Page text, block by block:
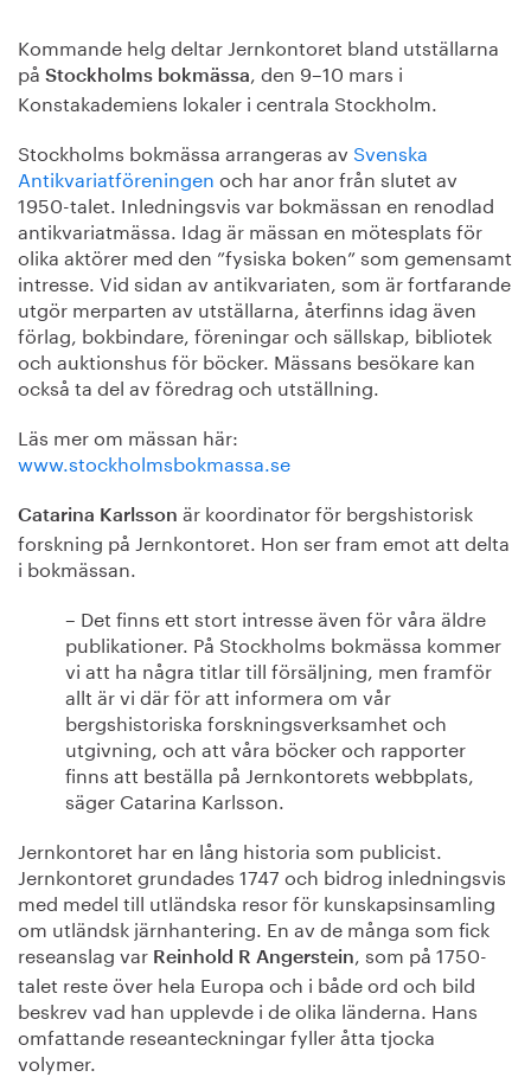
Kommande helg deltar Jernkontoret bland utställarna
på Stockholms bokmässa, den 9–10 mars i
Konstakademiens lokaler i centrala Stockholm.
Stockholms bokmässa arrangeras av Svenska
Antikvariatföreningen och har anor från slutet av
1950-talet. Inledningsvis var bokmässan en renodlad
antikvariatmässa. Idag är mässan en mötesplats för
olika aktörer med den ”fysiska boken” som gemensamt
intresse. Vid sidan av antikvariaten, som är fortfarande
utgör merparten av utställarna, återfinns idag även
förlag, bokbindare, föreningar och sällskap, bibliotek
och auktionshus för böcker. Mässans besökare kan
också ta del av föredrag och utställning.
Läs mer om mässan här:
www.stockholmsbokmassa.se
Catarina Karlsson är koordinator för bergshistorisk
forskning på Jernkontoret. Hon ser fram emot att delta
i bokmässan.
– Det finns ett stort intresse även för våra äldre
publikationer. På Stockholms bokmässa kommer
vi att ha några titlar till försäljning, men framför
allt är vi där för att informera om vår
bergshistoriska forskningsverksamhet och
utgivning, och att våra böcker och rapporter
finns att beställa på Jernkontorets webbplats,
säger Catarina Karlsson.
Jernkontoret har en lång historia som publicist.
Jernkontoret grundades 1747 och bidrog inledningsvis
med medel till utländska resor för kunskapsinsamling
om utländsk järnhantering. En av de många som fick
reseanslag var Reinhold R Angerstein, som på 1750-
talet reste över hela Europa och i både ord och bild
beskrev vad han upplevde i de olika länderna. Hans
omfattande reseanteckningar fyller åtta tjocka
volymer.